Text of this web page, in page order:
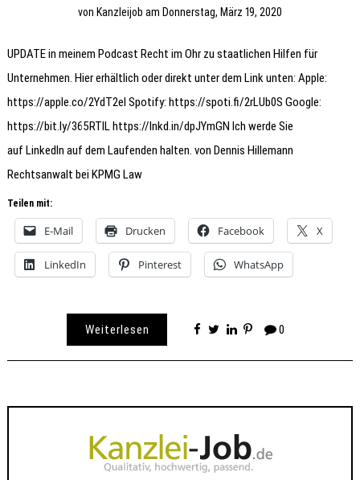
von Kanzleijob am Donnerstag, März 19, 2020
UPDATE in meinem Podcast Recht im Ohr zu staatlichen Hilfen für
Unternehmen. Hier erhältlich oder direkt unter dem Link unten: Apple:
https://apple.co/2YdT2el Spotify: https://spoti.fi/2rLUb0S Google:
https://bit.ly/365RTIL https://lnkd.in/dpJYmGN Ich werde Sie
auf LinkedIn auf dem Laufenden halten. von Dennis Hillemann
Rechtsanwalt bei KPMG Law
Teilen mit:
E-Mail Drucken Facebook X
LinkedIn Pinterest WhatsApp
Weiterlesen 0